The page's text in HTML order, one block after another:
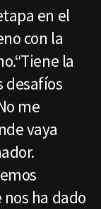
en el
con la
la
desafíos
me
vaya
ha dado